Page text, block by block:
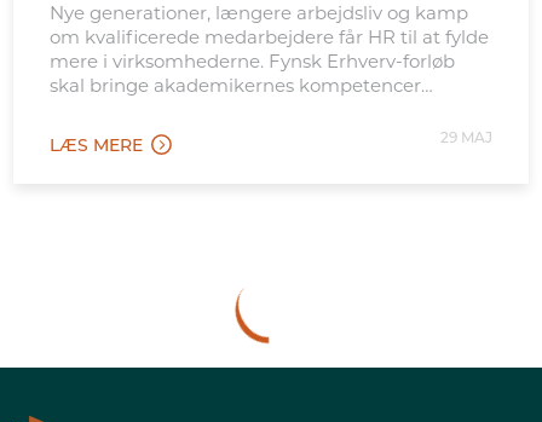
Nye generationer, længere arbejdsliv og kamp
om kvalificerede medarbejdere får HR til at fylde
mere i virksomhederne. Fynsk Erhverv-forløb
skal bringe akademikernes kompetencer
LÆS MERE 29 MAJ